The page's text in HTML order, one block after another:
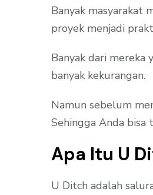
Banyak masyarakat
proyek menjadi
Banyak dari mereka
banyak kekurangan.
Namun sebelum
Sehingga Anda
Apa Itu U
U Ditch adalah